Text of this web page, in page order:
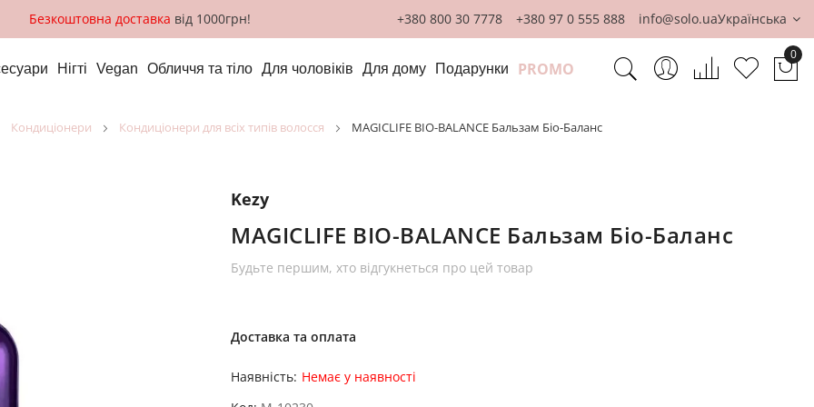
Безкоштовна доставка від 1000грн! +380 800 30 7778 +380 97 0 555 888 info@solo.uaУкраїнська
Нігті Vegan Обличчя та тіло Для чоловіків Для дому Подарунки PROMO
0
кондиціонери кондиціонери для всіх типів волосся MAGICLIFE BIO-BALANCE Бальзам Біо-Баланс
Kezy
MAGICLIFE BIO-BALANCE Бальзам Біо-Баланс
Будьте першим, хто відгукнеться про цей товар
Доставка та оплата
Наявність: Немає у наявності